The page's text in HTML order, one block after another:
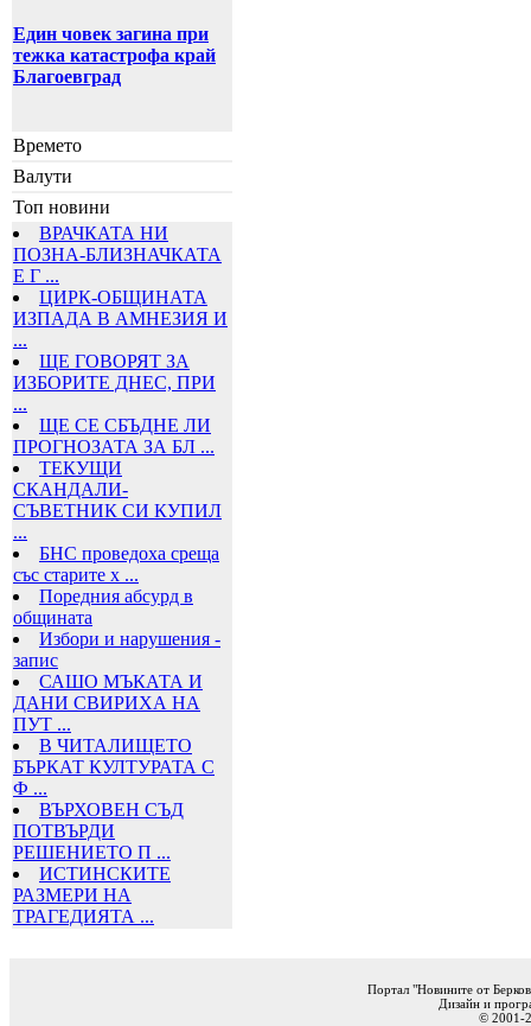
Един човек загина при
тежка катастрофа край
Благоевград
Времето
Валути
Топ новини
ВРАЧКАТА НИ
ПОЗНА-БЛИЗНАЧКАТА
Е Г ...
ЦИРК-ОБЩИНАТА
ИЗПАДА В АМНЕЗИЯ И
...
ЩЕ ГОВОРЯТ ЗА
ИЗБОРИТЕ ДНЕС, ПРИ
...
ЩЕ СЕ СБЪДНЕ ЛИ
ПРОГНОЗАТА ЗА БЛ ...
ТЕКУЩИ
СКАНДАЛИ-
СЪВЕТНИК СИ КУПИЛ
...
БНС проведоха среща
със старите х ...
Поредния абсурд в
общината
Избори и нарушения -
запис
САШО МЪКАТА И
ДАНИ СВИРИХА НА
ПУТ ...
В ЧИТАЛИЩЕТО
БЪРКАТ КУЛТУРАТА С
Ф ...
ВЪРХОВЕН СЪД
ПОТВЪРДИ
РЕШЕНИЕТО П ...
ИСТИНСКИТЕ
РАЗМЕРИ НА
ТРАГЕДИЯТА ...
Портал "Новините от
Дизайн и
© 2001-